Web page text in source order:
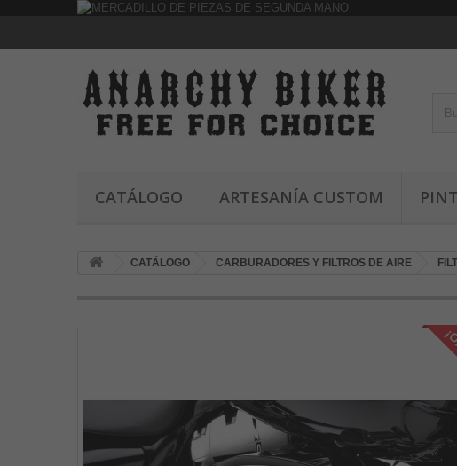
CATÁLOGO ARTESANÍA CUSTOM
CATÁLOGO CARBURADORES Y FILTROS DE AIRE